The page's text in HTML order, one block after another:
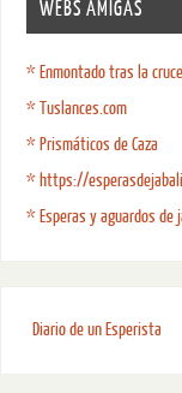
WEBS AMIGAS
* Enmontado tras la
* Tuslances.com
* Prismáticos de Caza
* https://
* Esperas y aguardos de
Diario de un Esperista